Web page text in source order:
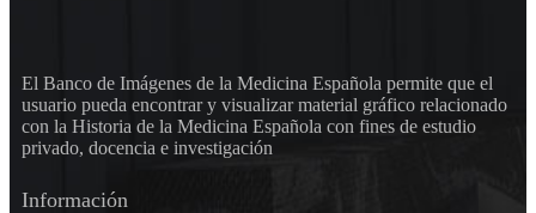
El Banco de Imágenes de la Medicina Española permite que el
usuario pueda encontrar y visualizar material gráfico relacionado
con la Historia de la Medicina Española con fines de estudio
privado, docencia e investigación
Información